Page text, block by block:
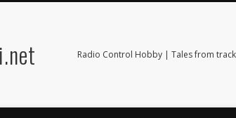
Radio Control Hobby | Tales from